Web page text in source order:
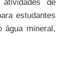
de
estudantes
água mineral,